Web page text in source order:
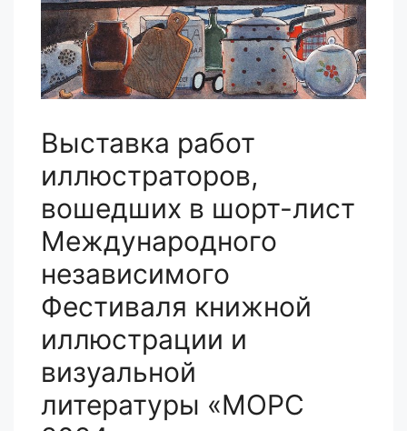
Выставка работ
иллюстраторов,
вошедших в шорт-лист
Международного
независимого
Фестиваля книжной
иллюстрации и
визуальной
литературы «МОРС